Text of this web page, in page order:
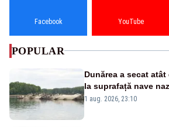
Facebook YouTube
POPULAR
Dunărea a secat
la suprafață nave
război mondial
1 aug. 2026, 23:10